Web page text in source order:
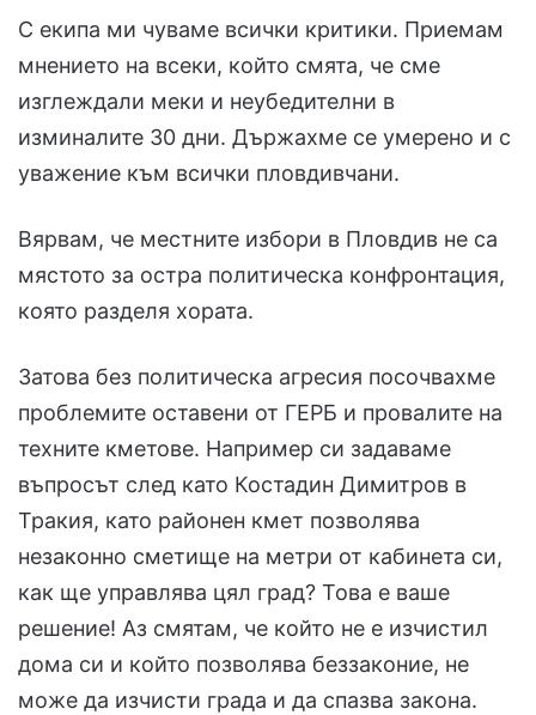
С екипа ми чуваме всички критики. Приемам
мнението на всеки, който смята, че сме
изглеждали меки и неубедителни в
изминалите 30 дни. Държахме се умерено и с
уважение към всички пловдивчани.
Вярвам, че местните избори в Пловдив не са
мястото за остра политическа конфронтация,
която разделя хората.
Затова без политическа агресия посочвахме
проблемите оставени от ГЕРБ и провалите на
техните кметове. Например си задаваме
въпросът след като Костадин Димитров в
Тракия, като районен кмет позволява
незаконно сметище на метри от кабинета си,
как ще управлява цял град? Това е ваше
решение! Аз смятам, че който не е изчистил
дома си и който позволява беззаконие, не
може да изчисти града и да спазва закона.